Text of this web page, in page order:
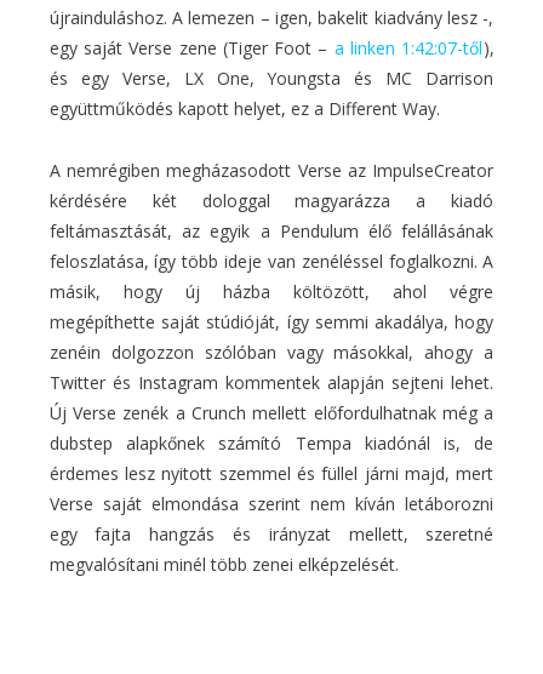
újrainduláshoz. A lemezen – igen, bakelit kiadvány lesz -,
egy saját Verse zene (Tiger Foot – a linken 1:42:07-től),
és egy Verse, LX One, Youngsta és MC Darrison
együttműködés kapott helyet, ez a Different Way.
A nemrégiben megházasodott Verse az ImpulseCreator
kérdésére két dologgal magyarázza a kiadó
feltámasztását, az egyik a Pendulum élő felállásának
feloszlatása, így több ideje van zenéléssel foglalkozni. A
másik, hogy új házba költözött, ahol végre
megépíthette saját stúdióját, így semmi akadálya, hogy
zenéin dolgozzon szólóban vagy másokkal, ahogy a
Twitter és Instagram kommentek alapján sejteni lehet.
Új Verse zenék a Crunch mellett előfordulhatnak még a
dubstep alapkőnek számító Tempa kiadónál is, de
érdemes lesz nyitott szemmel és füllel járni majd, mert
Verse saját elmondása szerint nem kíván letáborozni
egy fajta hangzás és irányzat mellett, szeretné
megvalósítani minél több zenei elképzelését.